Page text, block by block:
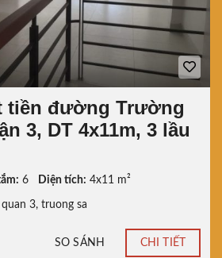
tiền đường Trường
3, DT 4x11m, 3 lầu
6 Diện tích: 4x11 m²
quan 3, truong sa
SO SÁNH CHI TIẾT